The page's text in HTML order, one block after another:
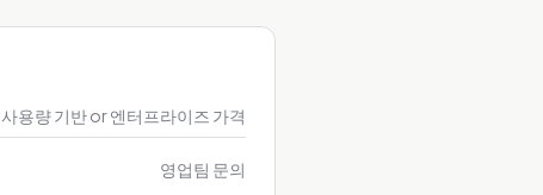
사용량 기반 or 엔터프라이즈 가격
영업팀 문의